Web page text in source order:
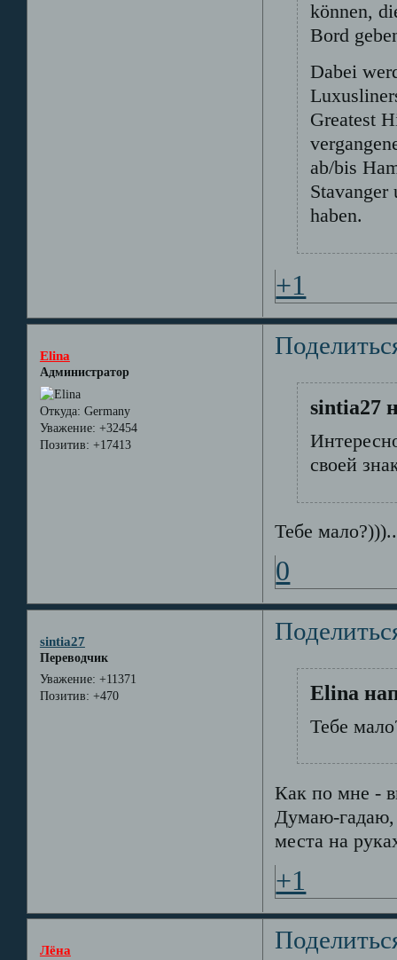
können,
Bord
Dabei
Greatest
ab/bis
Stavanger
haben.
+1
Elina
Администратор
Откуда: Germany
Уважение: +32454
Позитив: +17413
sintia27
своей
Тебе
0
sintia27
Переводчик
Уважение: +11371
Позитив: +470 Elina
Тебе
Как по мне -
Думаю-гадаю,
места на
+1
Лёна